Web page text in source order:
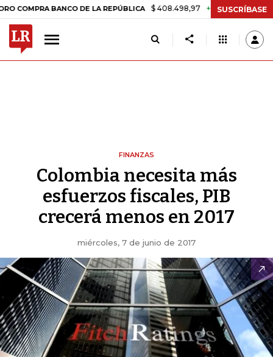
BANCO DE LA REPÚBLICA $ 408.498,97 +$ 8.753,81 +2,19%
SUSCRÍBASE
FINANZAS
Colombia necesita más
esfuerzos fiscales, PIB
crecerá menos en 2017
miércoles, 7 de junio de 2017